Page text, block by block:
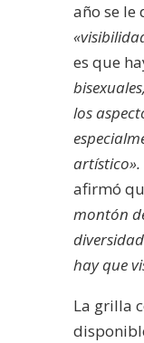
año se le
es que
los
artístico».
afirmó
montón
hay que
La grilla